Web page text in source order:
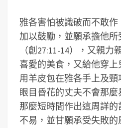
雅各害怕被識破而不敢
加以鼓勵，並願承擔他
（創27:11-14），又親
喜愛的美食，又給他穿
用羊皮包在雅各手上及
眼目昏花的丈夫不會那
那麼短時間作出這周詳
不易，並甘願承受失敗